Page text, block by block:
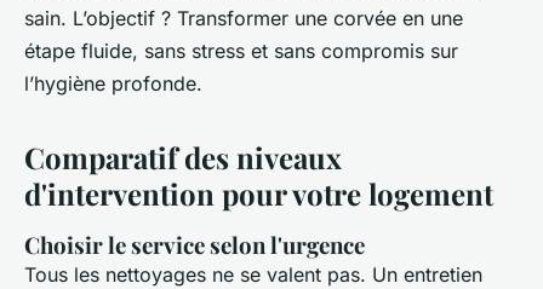
sain. L’objectif ? Transformer une corvée en une
étape fluide, sans stress et sans compromis sur
l’hygiène profonde.
Comparatif des niveaux
d'intervention pour votre logement
Choisir le service selon l'urgence
Tous les nettoyages ne se valent pas. Un entretien